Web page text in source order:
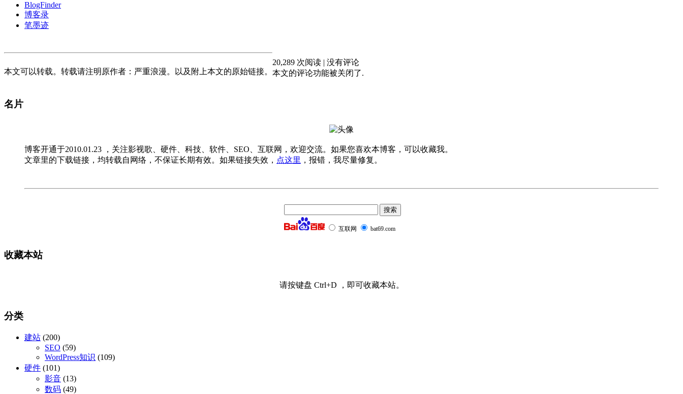
BlogFinder
博客录
笔墨迹
本文可以转载。转载请注明原作者：严重浪漫。以及附上本文的原始链接。
20,289 次阅读 | 没有评论
本文的评论功能被关闭了.
名片
博客开通于2010.01.23 ，关注影视歌、硬件、科技、软件、SEO、互联网，欢迎交流。如果您喜欢本博客，可以收藏我。
文章里的下载链接，均转载自网络，不保证长期有效。如果链接失效， 点这里 ，报错，我尽量修复。
互联网 bat69.com
收藏本站
请按键盘 Ctrl+D ，即可收藏本站。
分类
建站 (200)
SEO (59)
WordPress知识 (109)
硬件 (101)
影音 (13)
数码 (49)